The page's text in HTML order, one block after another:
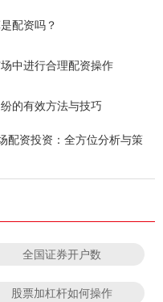
配资吗？
中进行合理配资操作
的有效方法与技巧
配资投资：全方位分析与策
全国证券开户数
股票加杠杆如何操作